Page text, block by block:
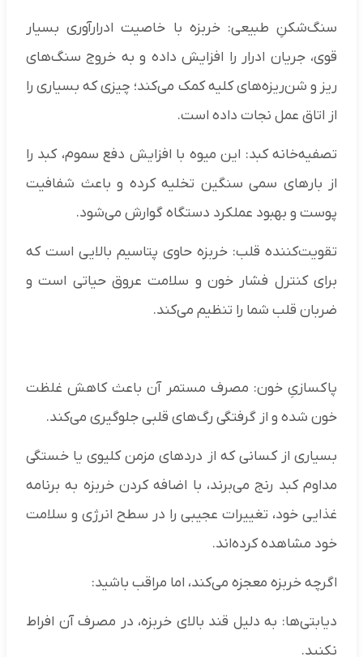
سنگ‌شکنِ طبیعی: خربزه با خاصیت ادرارآوری بسیار
قوی، جریان ادرار را افزایش داده و به خروج سنگ‌های
ریز و شن‌ریزه‌های کلیه کمک می‌کند؛ چیزی که بسیاری را
از اتاق عمل نجات داده است.
تصفیه‌خانه کبد: این میوه با افزایش دفع سموم، کبد را
از بارهای سمی سنگین تخلیه کرده و باعث شفافیت
پوست و بهبود عملکرد دستگاه گوارش می‌شود.
تقویت‌کننده قلب: خربزه حاوی پتاسیم بالایی است که
برای کنترل فشار خون و سلامت عروق حیاتی است و
ضربان قلب شما را تنظیم می‌کند.
پاکسازیِ خون: مصرف مستمر آن باعث کاهش غلظت
خون شده و از گرفتگی رگ‌های قلبی جلوگیری می‌کند.
بسیاری از کسانی که از دردهای مزمن کلیوی یا خستگی
مداوم کبد رنج می‌برند، با اضافه کردن خربزه به برنامه
غذایی خود، تغییرات عجیبی را در سطح انرژی و سلامت
خود مشاهده کرده‌اند.
اگرچه خربزه معجزه می‌کند، اما مراقب باشید:
دیابتی‌ها: به دلیل قند بالای خربزه، در مصرف آن افراط
نکنید.